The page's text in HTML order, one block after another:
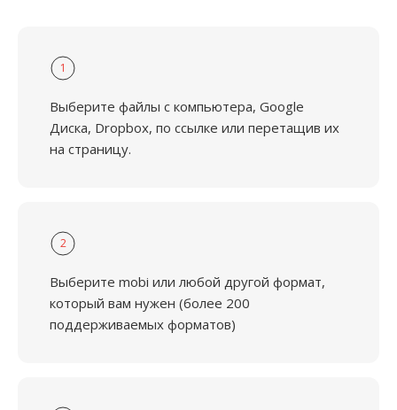
1
Выберите файлы с компьютера, Google
Диска, Dropbox, по ссылке или перетащив их
на страницу.
2
Выберите mobi или любой другой формат,
который вам нужен (более 200
поддерживаемых форматов)